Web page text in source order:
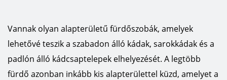
Vannak olyan alapterületű fürdőszobák, amelyek
lehetővé teszik a szabadon álló kádak, sarokkádak és a
padlón álló kádcsaptelepek elhelyezését. A legtöbb
fürdő azonban inkább kis alapterülettel küzd, amelyet a